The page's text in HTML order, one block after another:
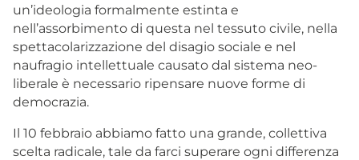
un’ideologia formalmente estinta e
nell’assorbimento di questa nel tessuto civile, nella
spettacolarizzazione del disagio sociale e nel
naufragio intellettuale causato dal sistema neo-
liberale è necessario ripensare nuove forme di
democrazia.
Il 10 febbraio abbiamo fatto una grande, collettiva
scelta radicale, tale da farci superare ogni differenza